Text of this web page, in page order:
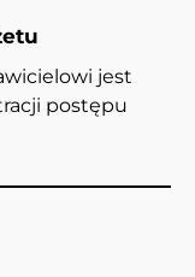
jest
postępu